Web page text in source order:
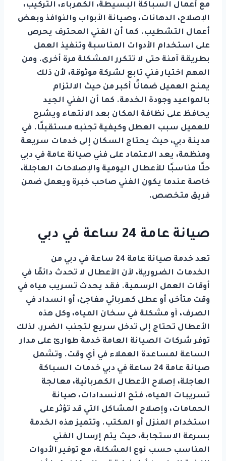
مع أعمال السباكة البسيطة، الكهرباء، التركيب،
الإصلاح، الدهانات، وصيانة الأبواب والنوافذ وبعض
أعمال التشطيب. كما أن الفني المحترف يحرص
على استخدام الأدوات المناسبة وتنفيذ العمل
بطريقة آمنة حتى لا تتكرر المشكلة مرة أخرى. ومن
المهم اختيار فني تابع لشركة موثوقة، لأن ذلك
يمنح العميل ضمانًا أكبر من حيث الالتزام
بالمواعيد وجودة الخدمة. كما أن الفني الجيد
يحافظ على نظافة المكان بعد الانتهاء ويشرح
للعميل سبب العطل وكيفية تجنبه مستقبلًا. في
مدينة دبي، حيث يحتاج السكان إلى خدمات سريعة
ومنظمة، يعد الاعتماد على فني صيانة عامة في دبي
حلًا مناسبًا للأعطال اليومية والإصلاحات العاجلة،
خاصة عندما يكون الفني صاحب خبرة ويعمل ضمن
فريق متخصص.
صيانة عامة 24 ساعة في دبي
تعد خدمة صيانة عامة 24 ساعة في دبي من
الخدمات الضرورية، لأن الأعطال لا تحدث دائمًا في
أوقات العمل الرسمية. فقد يحدث تسريب مياه في
وقت متأخر، أو عطل كهربائي مفاجئ، أو انسداد في
الصرف، أو مشكلة في سخان المياه، وكل هذه
الأعطال تحتاج إلى تدخل سريع لتجنب الضرر. لذلك
توفر شركات الصيانة العامة خدمة طوارئ على مدار
الساعة لمساعدة العملاء في أي وقت. وتشمل
صيانة عامة 24 ساعة في دبي خدمات السباكة
العاجلة، إصلاح الأعطال الكهربائية، معالجة
تسريبات المياه، فتح الانسدادات، صيانة
الحمامات، وإصلاح المشاكل التي قد تؤثر على
استخدام المنزل أو المكتب. وتتميز هذه الخدمة
بسرعة الاستجابة، حيث يتم إرسال الفني
المناسب حسب نوع المشكلة، مع توفير الأدوات